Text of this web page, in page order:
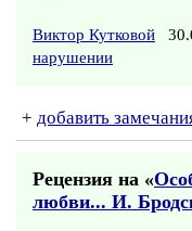
Виктор Кутковой
нарушении
+ добавить
Рецензия на «
любви... И.